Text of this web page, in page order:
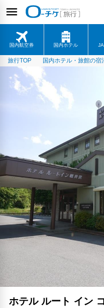
国内航空券 国内ホテル
旅行TOP 国内ホテル・旅館の宿
ホテル ルート イン